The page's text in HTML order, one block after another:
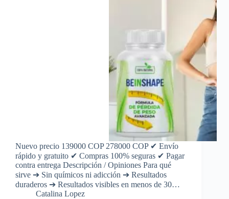
Nuevo precio 139000 COP 278000 COP ✔ Envío
rápido y gratuito ✔ Compras 100% seguras ✔ Pagar
contra entrega Descripción / Opiniones Para qué
sirve ➔ Sin químicos ni adicción ➔ Resultados
duraderos ➔ Resultados visibles en menos de 30…
Catalina Lopez